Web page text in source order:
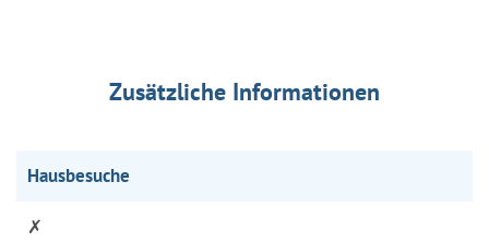
Zusätzliche Informationen
Hausbesuche
✗